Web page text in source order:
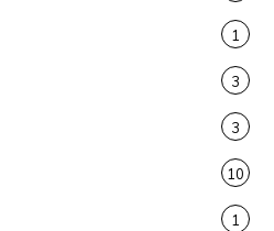
1
3
3
10
1